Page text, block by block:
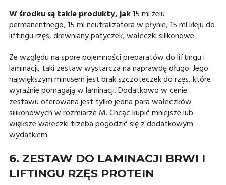
W środku są takie produkty, jak15 ml żelu
permanentnego, 15 ml neutralizatora w płynie, 15 ml kleju do
liftingu rzęs, drewniany patyczek, wałeczki silikonowe.
Ze względu na spore pojemności preparatów do liftingu i
laminacji, taki zestaw wystarcza na naprawdę długo. Jego
największym minusem jest brak szczoteczek do rzęs, które
wyraźnie pomagają w laminacji. Dodatkowo w cenie
zestawu oferowana jest tylko jedna para wałeczków
silikonowych w rozmiarze M. Chcąc kupić mniejsze lub
większe wałeczki trzeba pogodzić się z dodatkowym
wydatkiem.
6. ZESTAW DO LAMINACJI BRWI I
LIFTINGU RZĘS PROTEIN